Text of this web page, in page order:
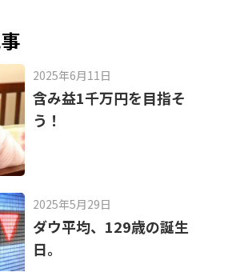
o
o
k
2025年6月11日
含み益1千万円を目指そ
う！
2025年5月29日
ダウ平均、129歳の誕生
日。